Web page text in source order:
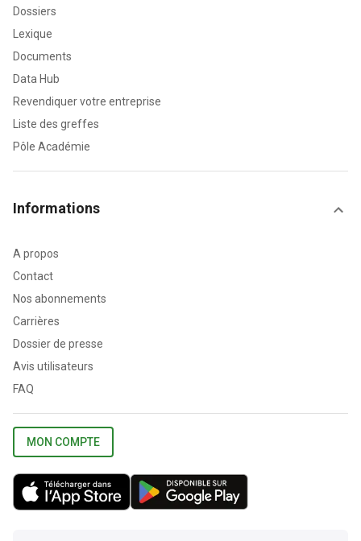
Dossiers
Lexique
Documents
Data Hub
Revendiquer votre entreprise
Liste des greffes
Pôle Académie
Informations
A propos
Contact
Nos abonnements
Carrières
Dossier de presse
Avis utilisateurs
FAQ
MON COMPTE